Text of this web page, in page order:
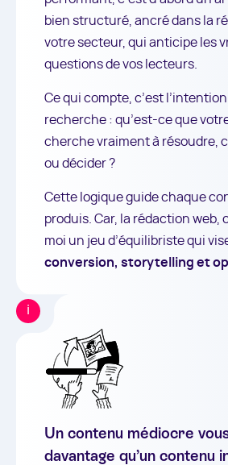
bien structuré, ancré dans la
votre secteur, qui anticipe les
questions de vos lecteurs.
Ce qui compte, c’est
recherche : qu’est-ce que
cherche vraiment à résoudre,
ou décider ?
Cette logique guide chaque
produis. Car, la rédaction web,
moi un jeu d’équilibriste qui
conversion, storytelling et
Un contenu médiocre
davantage qu’un contenu